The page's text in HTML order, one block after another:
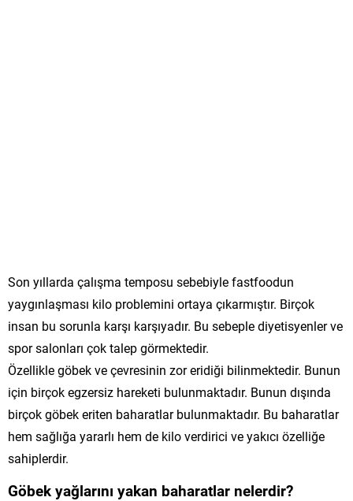
Son yıllarda çalışma temposu sebebiyle fastfoodun
yaygınlaşması kilo problemini ortaya çıkarmıştır. Birçok
insan bu sorunla karşı karşıyadır. Bu sebeple diyetisyenler ve
spor salonları çok talep görmektedir.
Özellikle göbek ve çevresinin zor eridiği bilinmektedir. Bunun
için birçok egzersiz hareketi bulunmaktadır. Bunun dışında
birçok göbek eriten baharatlar bulunmaktadır. Bu baharatlar
hem sağlığa yararlı hem de kilo verdirici ve yakıcı özelliğe
sahiplerdir.
Göbek yağlarını yakan baharatlar nelerdir?